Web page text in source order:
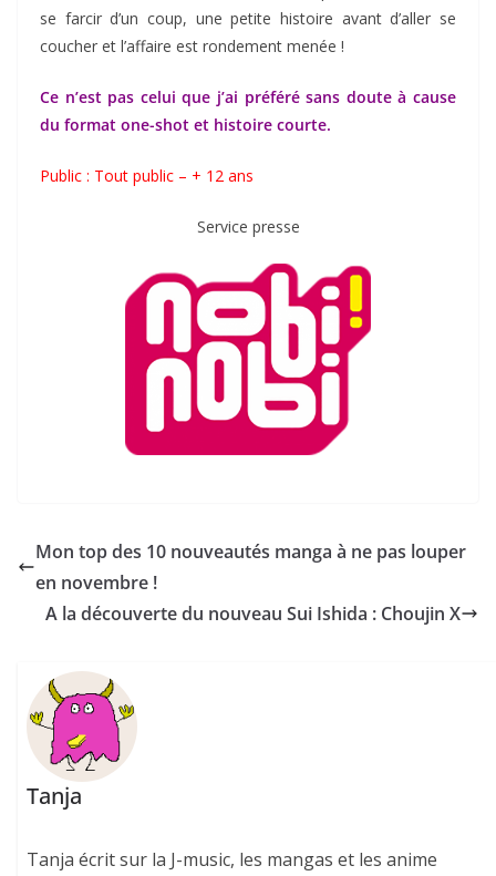
se farcir d’un coup, une petite histoire avant d’aller se
coucher et l’affaire est rondement menée !
Ce n’est pas celui que j’ai préféré sans doute à cause
du format one-shot et histoire courte.
Public : Tout public – + 12 ans
Service presse
Mon top des 10 nouveautés manga à ne pas louper
en novembre !
A la découverte du nouveau Sui Ishida : Choujin X
Tanja
Tanja écrit sur la J-music, les mangas et les anime